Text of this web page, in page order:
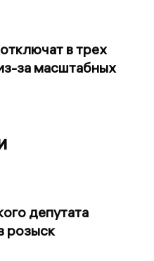
в трех
за масштабных
депутата
розыск